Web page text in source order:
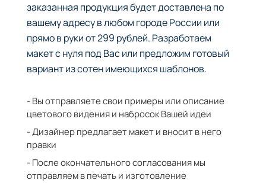
заказанная продукция будет доставлена по
вашему адресу в любом городе России или
прямо в руки от 299 рублей. Разработаем
макет с нуля под Вас или предложим готовый
вариант из сотен имеющихся шаблонов.
- Вы отправляете свои примеры или описание
цветового видения и набросок Вашей идеи
- Дизайнер предлагает макет и вносит в него
правки
- После окончательного согласования мы
отправляем в печать и изготовление